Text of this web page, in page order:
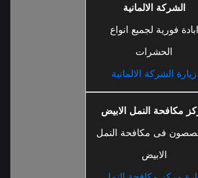
الشركة الالمانية
ابادة فورية لجميع انواع
الحشرات
زيارة الشركة الالمانية
مكافحة النمل الابيض
فى مكافحة النمل
الابيض